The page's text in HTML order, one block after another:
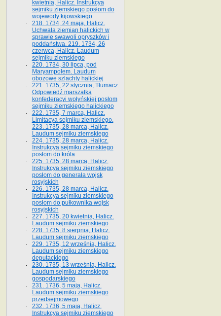
kwietnia, Halicz. Instrukcya
sejmiku ziemskiego posłom do
wojewody kijowskiego
218. 1734, 24 maja, Halicz.
Uchwała ziemian halickich w
sprawie swawoli opryszków i
poddaństwa. 219. 1734, 26
czerwca, Halicz. Laudum
sejmiku ziemskiego
220. 1734, 30 lipca, pod
Maryampolem. Laudum
obozowe szlachty halickiej
221. 1735, 22 stycznia, Tłumacz.
Odpowiedź marszałka
konfederacyi wołyńskiej posłom
sejmiku ziemskiego halickiego
222. 1735, 7 marca, Halicz.
Limitacya sejmiku ziemskiego.
223. 1735, 28 marca, Halicz.
Laudum sejmiku ziemskiego
224. 1735, 28 marca, Halicz.
Instrukcya sejmiku ziemskiego
posłom do króla
225. 1735, 28 marca, Halicz.
Instrukcya sejmiku ziemskiego
posłom do generała wojsk
rosyjskich
226. 1735, 28 marca, Halicz.
Instrukcya sejmiku ziemskiego
posłom do pułkownika wojsk
rosyjskich
227. 1735, 20 kwietnia, Halicz.
Laudum sejmiku ziemskiego
228. 1735, 8 sierpnia, Halicz.
Laudum sejmiku ziemskiego
229. 1735, 12 września, Halicz.
Laudum sejmiku ziemskiego
deputackiego
230. 1735, 13 września, Halicz.
Laudum sejmiku ziemskiego
gospodarskiego
231. 1736, 5 maja, Halicz.
Laudum sejmiku ziemskiego
przedsejmowego
232. 1736, 5 maja, Halicz.
Instrukcya sejmiku ziemskiego